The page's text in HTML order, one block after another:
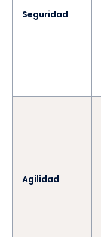
Seguridad
Agilidad